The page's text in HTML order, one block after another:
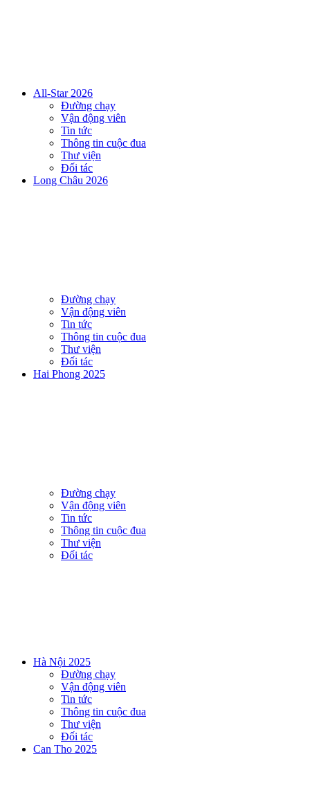
All-Star 2026
Đường chạy
Vận động viên
Tin tức
Thông tin cuộc đua
Thư viện
Đối tác
Long Châu 2026
Đường chạy
Vận động viên
Tin tức
Thông tin cuộc đua
Thư viện
Đối tác
Hai Phong 2025
Đường chạy
Vận động viên
Tin tức
Thông tin cuộc đua
Thư viện
Đối tác
Hà Nội 2025
Đường chạy
Vận động viên
Tin tức
Thông tin cuộc đua
Thư viện
Đối tác
Can Tho 2025